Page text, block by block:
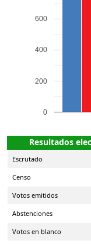
0
200
400
600
Resultados
Escrutado
Censo
Votos emitidos
Abstenciones
Votos en blanco